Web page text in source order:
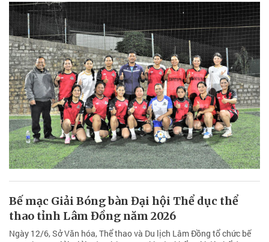
Bế mạc Giải Bóng bàn Đại hội Thể dục thể
thao tỉnh Lâm Đồng năm 2026
Ngày 12/6, Sở Văn hóa, Thể thao và Du lịch Lâm Đồng tổ chức bế